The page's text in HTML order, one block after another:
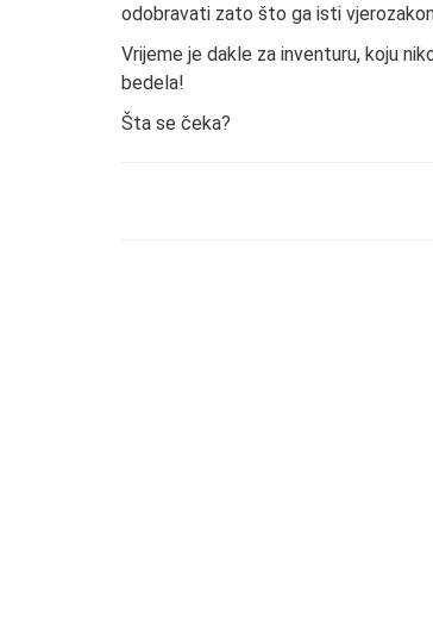
odobravati zato što ga isti
Vrijeme je dakle za inventuru, koju
bedela!
Šta se čeka?